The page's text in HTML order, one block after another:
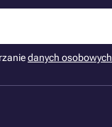
danych osobowych